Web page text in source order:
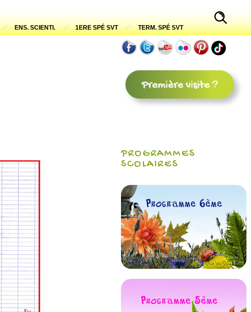
ENS. SCIENTI. 1ERE SPÉ SVT
TERM. SPÉ SVT
PROGRAMMES
SCOLAIRES